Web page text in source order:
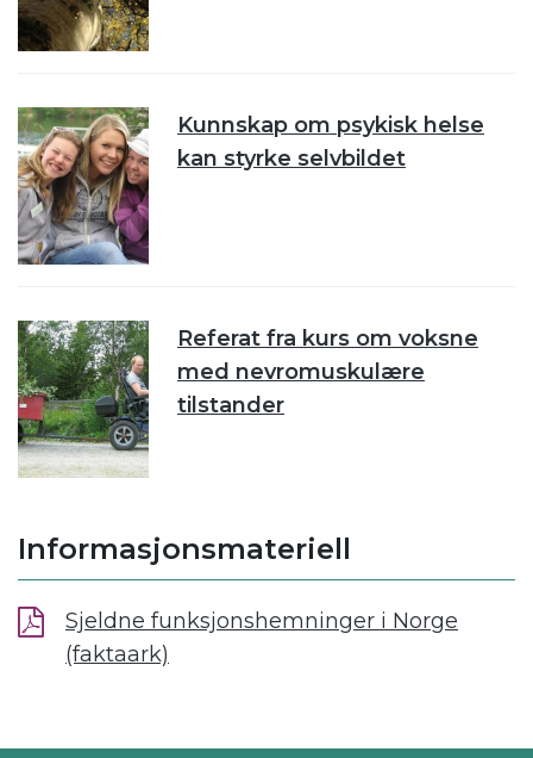
Kunnskap om psykisk helse
kan styrke selvbildet
Referat fra kurs om voksne
med nevromuskulære
tilstander
Informasjonsmateriell
Sjeldne funksjonshemninger i Norge
(faktaark)